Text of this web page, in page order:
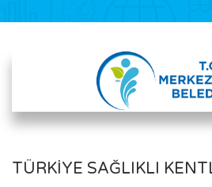
TÜRKIYE SAĞLIKLI